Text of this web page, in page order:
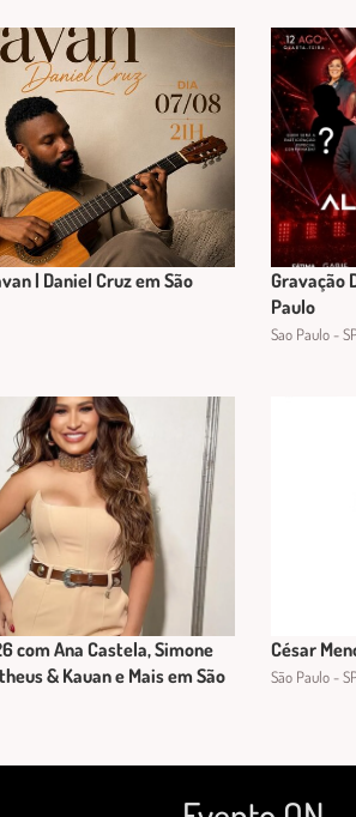
| Daniel Cruz em São
Gravação
Paulo
Sao Paulo -
com Ana Castela, Simone
& Kauan e Mais em São
César
São Paulo -